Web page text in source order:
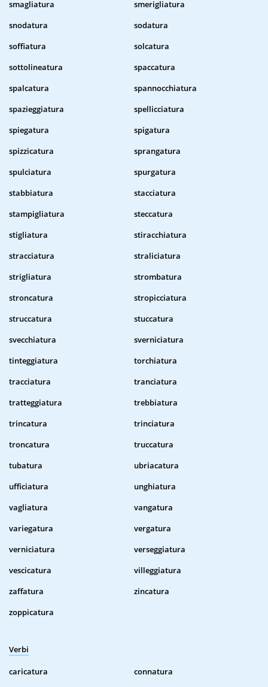
smagliatura
smerigliatura
snodatura
sodatura
soffiatura
solcatura
sottolineatura
spaccatura
spalcatura
spannocchiatura
spazieggiatura
spellicciatura
spiegatura
spigatura
spizzicatura
sprangatura
spulciatura
spurgatura
stabbiatura
stacciatura
stampigliatura
steccatura
stigliatura
stiracchiatura
stracciatura
straliciatura
strigliatura
strombatura
stroncatura
stropicciatura
struccatura
stuccatura
svecchiatura
sverniciatura
tinteggiatura
torchiatura
tracciatura
tranciatura
tratteggiatura
trebbiatura
trincatura
trinciatura
troncatura
truccatura
tubatura
ubriacatura
ufficiatura
unghiatura
vagliatura
vangatura
variegatura
vergatura
verniciatura
verseggiatura
vescicatura
villeggiatura
zaffatura
zincatura
zoppicatura
Verbi
caricatura connatura